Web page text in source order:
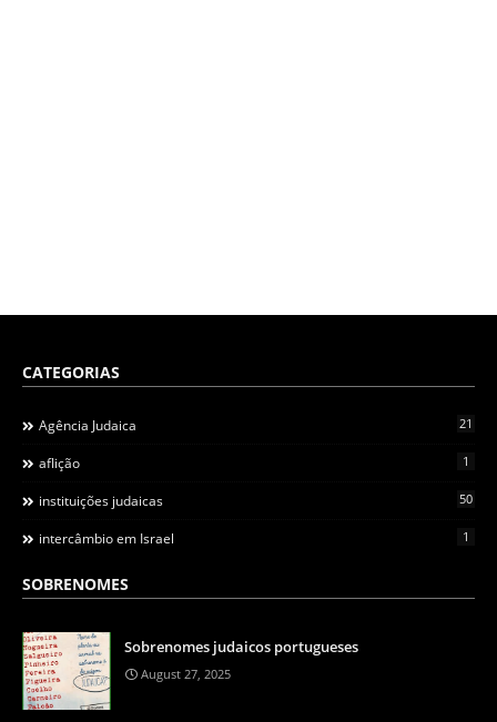
CATEGORIAS
Agência Judaica 21
aflição 1
instituições judaicas 50
intercâmbio em Israel 1
SOBRENOMES
Sobrenomes judaicos portugueses
August 27, 2025